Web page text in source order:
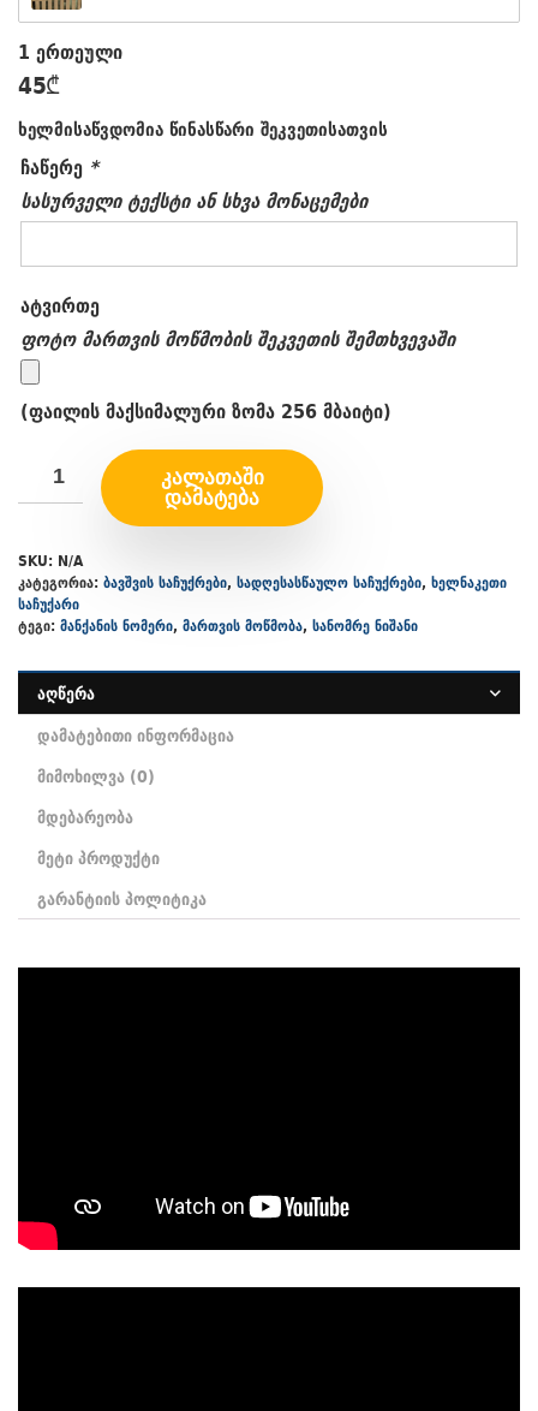
1 ერთეული
45₾
ხელმისაწვდომია წინასწარი შეკვეთისათვის
ჩაწერე *
სასურველი ტექსტი ან სხვა მონაცემები
ატვირთე
ფოტო მართვის მოწმობის შეკვეთის შემთხვევაში
(ფაილის მაქსიმალური ზომა 256 მბაიტი)
ᲙᲐᲚᲐᲗᲐᲨᲘ
ᲓᲐᲛᲐᲢᲔᲑᲐ
SKU: N/A
კატეგორია: ბავშვის საჩუქრები, სადღესასწაულო საჩუქრები, ხელნაკეთი
საჩუქარი
ტეგი: მანქანის ნომერი, მართვის მოწმობა, სანომრე ნიშანი
აღწერა
დამატებითი ინფორმაცია
მიმოხილვა (0)
მდებარეობა
მეტი პროდუქტი
გარანტიის პოლიტიკა